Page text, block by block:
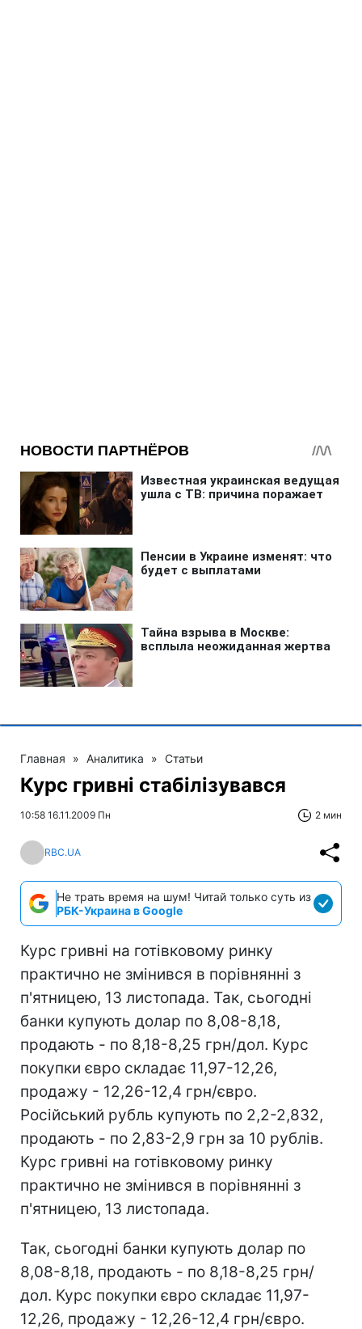
Главная » Аналитика » Статьи
Курс гривні стабілізувався
10:58 16.11.2009 Пн 2 мин
RBC.UA
Не трать время на шум! Читай только суть из
РБК-Украина в Google
Курс гривні на готівковому ринку
практично не змінився в порівнянні з
п'ятницею, 13 листопада. Так, сьогодні
банки купують долар по 8,08-8,18,
продають - по 8,18-8,25 грн/дол. Курс
покупки євро складає 11,97-12,26,
продажу - 12,26-12,4 грн/євро.
Російський рубль купують по 2,2-2,832,
продають - по 2,83-2,9 грн за 10 рублів.
Курс гривні на готівковому ринку
практично не змінився в порівнянні з
п'ятницею, 13 листопада.
Так, сьогодні банки купують долар по
8,08-8,18, продають - по 8,18-8,25 грн/
дол. Курс покупки євро складає 11,97-
12,26, продажу - 12,26-12,4 грн/євро.